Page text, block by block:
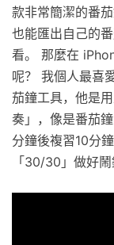
款非常簡潔的番
也能匯出自己的
看。 那麼在
呢？ 我個人最喜
茄鐘工具，他是
奏」，像是番茄
分鐘後複習10分
「30/30」做好鬧